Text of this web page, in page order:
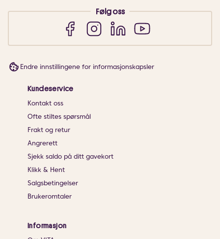
Følg oss
Endre innstillingene for informasjonskapsler
Kundeservice
Kontakt oss
Ofte stiltes spørsmål
Frakt og retur
Angrerett
Sjekk saldo på ditt gavekort
Klikk & Hent
Salgsbetingelser
Brukeromtaler
Informasjon